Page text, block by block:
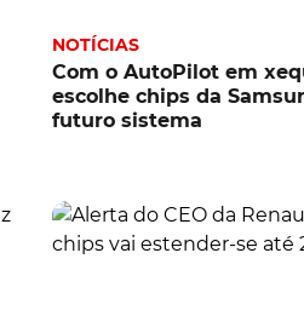
NOTÍCIAS
Com o AutoPilot em
escolhe chips da
futuro sistema